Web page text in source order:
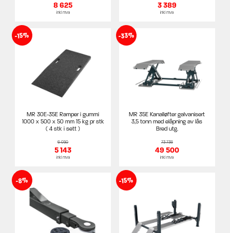
8 625
inkl mva
3 389
inkl mva
-15%
MR 30E-35E Ramper i gummi
1000 x 500 x 50 mm 15 kg pr stk
( 4 stk i sett )
6 050
5 143
inkl mva
-33%
MR 35E Kanalløfter galvanisert
3,5 tonn med elåpning av lås
Bred utg.
73 738
49 500
inkl mva
-8% -15%